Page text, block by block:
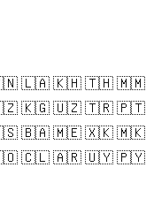
🇱🇦 🇰🇭 🇹🇭 🇲🇲
🇰🇬 🇺🇿 🇹🇷 🇵🇹
🇧🇦 🇲🇪 🇽🇰 🇲🇰
🇨🇱 🇦🇷 🇺🇾 🇵🇾